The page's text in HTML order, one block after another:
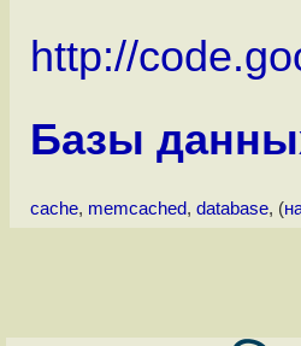
http://
Базы
cache, memcached, database, (